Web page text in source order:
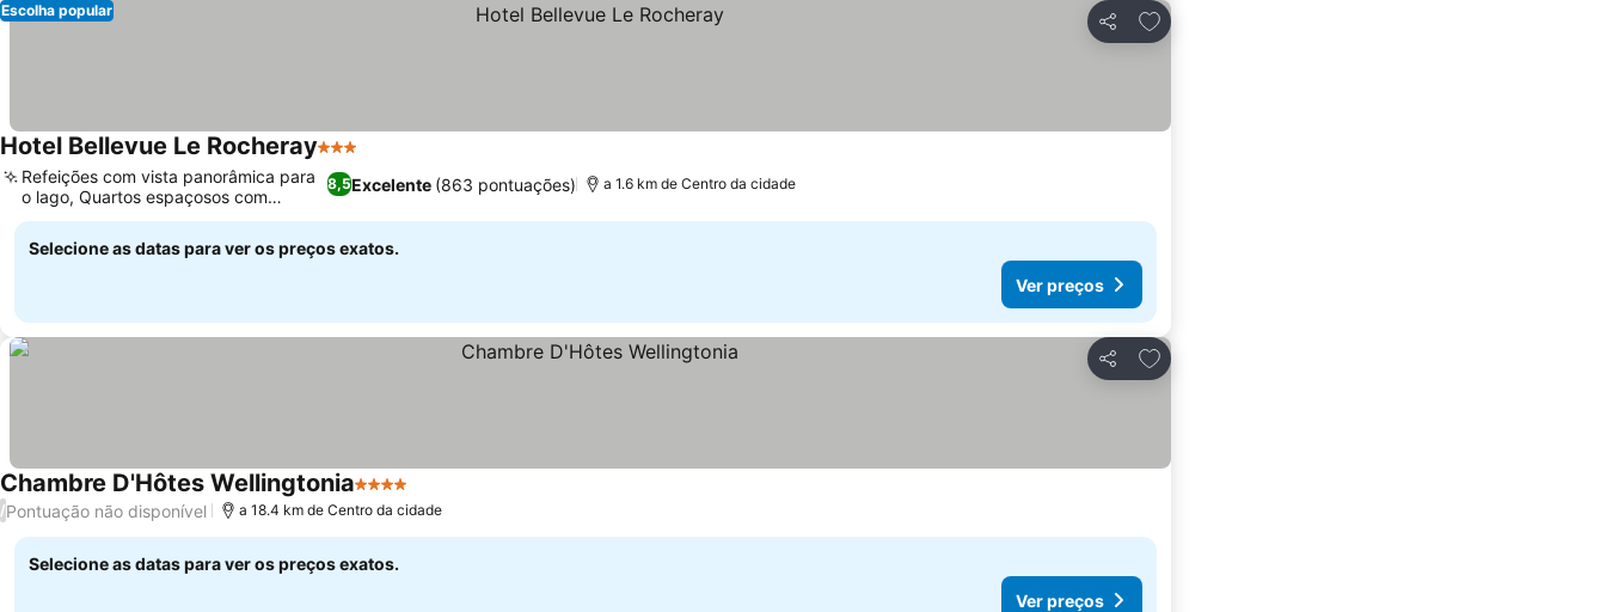
Partilhar
Adicionar aos favoritos
Escolha popular
Hotel Bellevue Le Rocheray3 Estrelas
8,5Excelente (863 pontuações)
Refeições com vista panorâmica para
o lago, Quartos espaçosos com
varandas
a 1.6 km de Centro da cidade
Selecione as datas para ver os preços exatos.
Ver preços
Partilhar
Adicionar aos favoritos
Chambre D'Hôtes Wellingtonia4 Estrelas
/Pontuação não disponível a 18.4 km de Centro da cidade
Selecione as datas para ver os preços exatos.
Ver preços